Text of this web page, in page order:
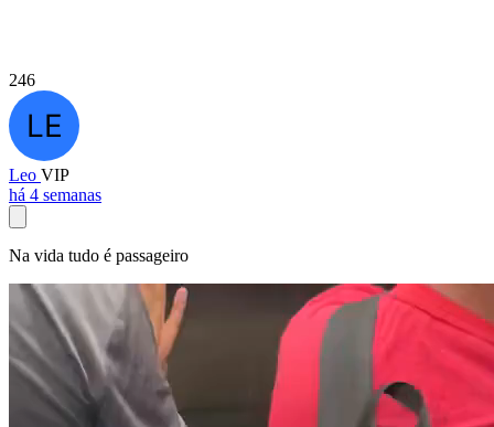
246
Leo VIP
há 4 semanas
Na vida tudo é passageiro